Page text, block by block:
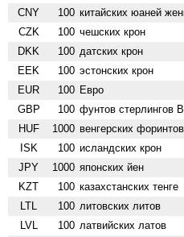
CNY 100 китайских юаней
CZK 100 чешских крон
DKK 100 датских крон
EEK 100 эстонских крон
EUR 100 Евро
GBP 100 фунтов стерлингов
HUF 1000 венгерских форинтов
ISK 100 исландских крон
JPY 1000 японских йен
KZT 100 казахстанских тенге
LTL 100 литовских литов
LVL 100 латвийских латов